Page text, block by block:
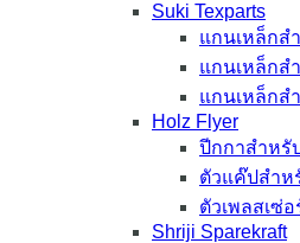
Suki Texparts
แกนเหล็กส
แกนเหล็กส
แกนเหล็กส
Holz Flyer
ปีกกาสำหรั
ตัวแค๊ปสำห
ตัวเพลสเซ่อ
Shriji Sparekraft